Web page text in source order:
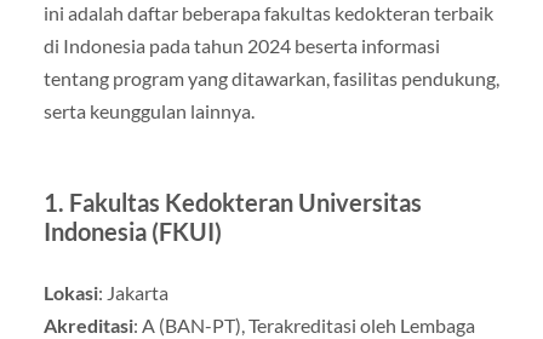
ini adalah daftar beberapa fakultas kedokteran terbaik
di Indonesia pada tahun 2024 beserta informasi
tentang program yang ditawarkan, fasilitas pendukung,
serta keunggulan lainnya.
1. Fakultas Kedokteran Universitas
Indonesia (FKUI)
Lokasi: Jakarta
Akreditasi: A (BAN-PT), Terakreditasi oleh Lembaga